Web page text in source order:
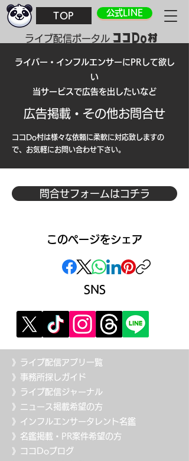
TOP 公式LINE
​ライブ配信ポータル ココDo村
ライバー・インフルエンサーにPRして欲し
い
当サービスで広告を出したいなど
広告掲載・その他お問合せ
ココDo村は様々な依頼に柔軟に対応致しますの
で、お気軽にお問い合わせ下さい。
問合せフォームはコチラ
このページをシェア
SNS
》ライブ配信アプリ一覧
》事務所探しガイド
》ライブ配信ジャーナル
》ニュース掲載希望の方
》インフルエンサータレント名鑑
》名鑑掲載・PR案件希望の方
》ココDoブログ